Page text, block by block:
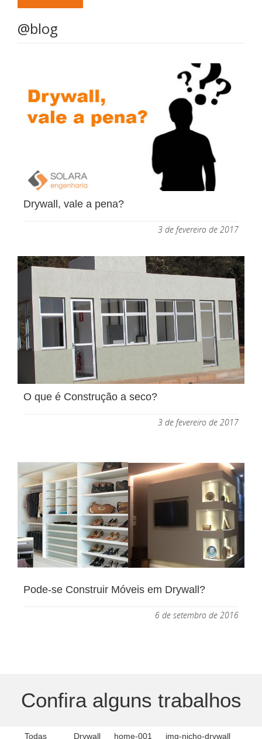
@blog
Drywall, vale a pena?
3 de fevereiro de 2017
O que é Construção a seco?
3 de fevereiro de 2017
Pode-se Construir Móveis em Drywall?
6 de setembro de 2016
Confira alguns trabalhos
Todas Drywall home-001 img-nicho-drywall